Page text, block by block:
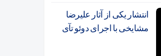
انتشار یکی از آثار علیرضا
مشایخی با اجرای دوئو تآی